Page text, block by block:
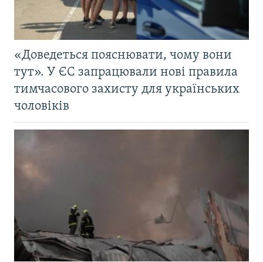
«Доведеться пояснювати, чому вони
тут». У ЄС запрацювали нові правила
тимчасового захисту для українських
чоловіків